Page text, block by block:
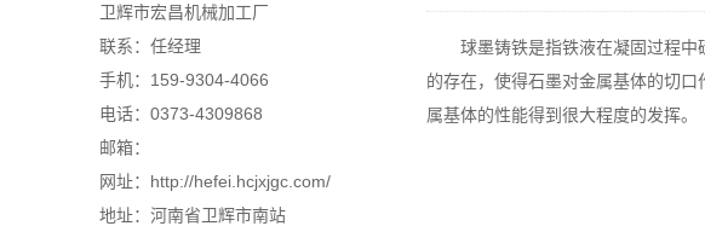
卫辉市宏昌机械加工厂
联系：任经理
手机：159-9304-4066
电话：0373-4309868
邮箱：
网址：http://hefei.hcjxjgc.com/
地址：河南省卫辉市南站
球墨铸铁是指铁液在凝固过程
的存在，使得石墨对金属基体的切
属基体的性能得到很大程度的发挥。